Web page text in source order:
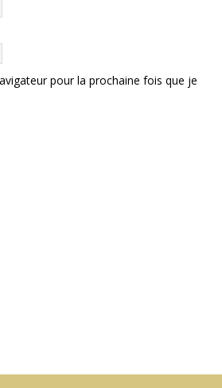
pour la prochaine fois que je